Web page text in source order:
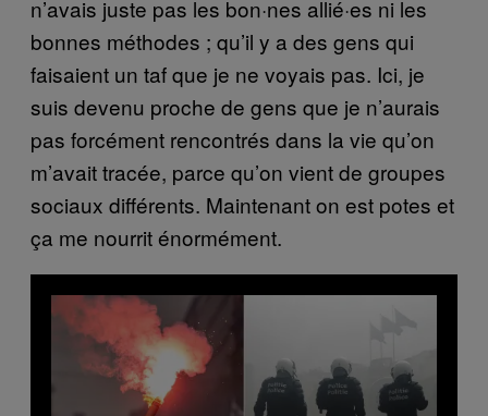
n’avais juste pas les bon·nes allié·es ni les
bonnes méthodes ; qu’il y a des gens qui
faisaient un taf que je ne voyais pas. Ici, je
suis devenu proche de gens que je n’aurais
pas forcément rencontrés dans la vie qu’on
m’avait tracée, parce qu’on vient de groupes
sociaux différents. Maintenant on est potes et
ça me nourrit énormément.